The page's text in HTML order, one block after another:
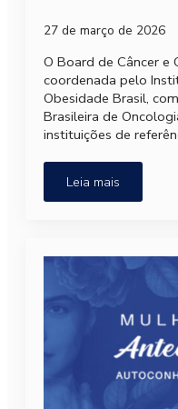
27 de março de 2026
O Board de Câncer e
coordenada pelo
Obesidade Brasil,
Brasileira de
instituições de
Leia mais